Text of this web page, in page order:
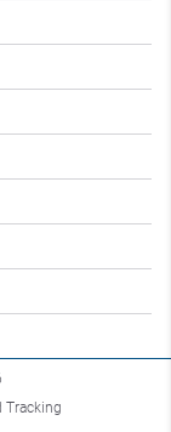
Tracking